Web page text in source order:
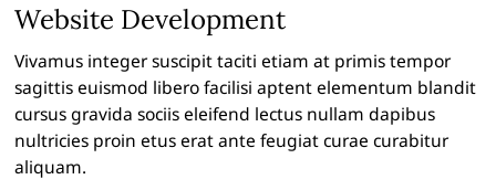
Website Development
Vivamus integer suscipit taciti etiam at primis tempor
sagittis euismod libero facilisi aptent elementum blandit
cursus gravida sociis eleifend lectus nullam dapibus
nultricies proin etus erat ante feugiat curae curabitur
aliquam.